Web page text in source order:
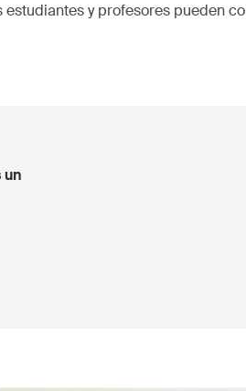
y profesores pueden
un